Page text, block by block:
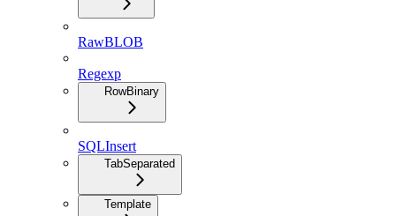
RawBLOB
Regexp
RowBinary
SQLInsert
TabSeparated
Template